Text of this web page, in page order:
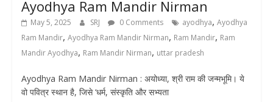
Ayodhya Ram Mandir Nirman
May 5, 2025 SRJ 0 Comments ayodhya, Ayodhya
Ram Mandir, Ayodhya Ram Mandir Nirman, Ram Mandir, Ram
Mandir Ayodhya, Ram Mandir Nirman, uttar pradesh
Ayodhya Ram Mandir Nirman : अयोध्या, श्री राम की जन्मभूमि। ये
वो पवित्र स्थान है, जिसे ‘धर्म, संस्कृति और सभ्यता